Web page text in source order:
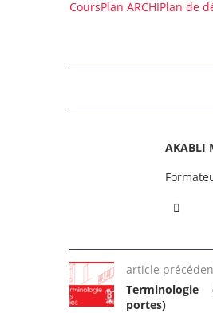
CoursPlan ARCHIPlan de
AKABLI
article
portes)